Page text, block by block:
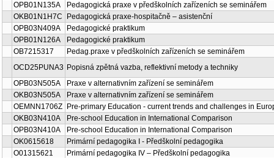
OPB01N135A
Pedagogická praxe v předškolních zařízeních se seminářem
OKB01N1H7C
Pedagogická praxe-hospitačně – asistenční
OPB03N409A
Pedagogické praktikum
OPB01N126A
Pedagogické praktikum
OB7215317
Pedag.praxe v předškolních zařízeních se seminářem
OCD25PUNA3 Popisná zpětná vazba, reflektivní metody a techniky
OPB03N505A
Praxe v alternativním zařízení se seminářem
OKB03N505A
Praxe v alternativním zařízení se seminářem
OEMNN1706Z
Pre-primary Education - current trends and challenges in
OKB03N410A
Pre-school Education in International Comparison
OPB03N410A
Pre-school Education in International Comparison
OK0615618
Primární pedagogika I - Předškolní pedagogika
O01315621
Primární pedagogika IV – Předškolní pedagogika